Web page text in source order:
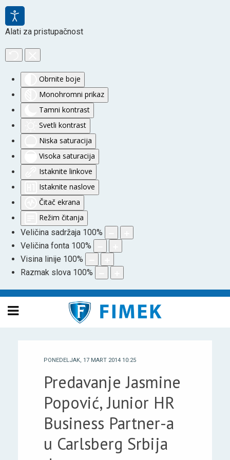
Alati za pristupačnost
Obrnite boje
Monohromni prikaz
Tamni kontrast
Svetli kontrast
Niska saturacija
Visoka saturacija
Istaknite linkove
Istaknite naslove
Čitač ekrana
Režim čitanja
Veličina sadržaja 100%
Veličina fonta 100%
Visina linije 100%
Razmak slova 100%
PONEDELJAK, 17 MART 2014 10:25
Predavanje Jasmine
Popović, Junior HR
Business Partner-a
u Carlsberg Srbija